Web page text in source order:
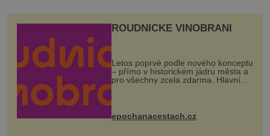
ROUDNICKÉ VINOBRANÍ
Letos poprvé podle nového konceptu
– přímo v historickém jádru města a
pro všechny zcela zdarma. Hlavní
program se odehraje na Karlově a
mohou těšit na víno, burčák, pes...
epochanacestach.cz